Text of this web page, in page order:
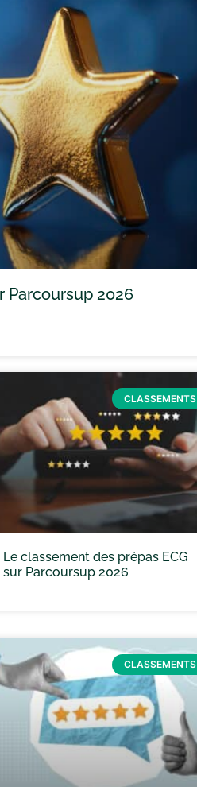
2026
CLASSEMENTS
Le classement des prépas ECG
sur Parcoursup 2026
CLASSEMENTS